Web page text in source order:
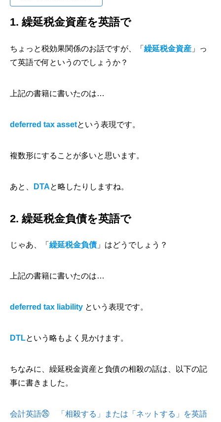
1. 繰延税金資産を英語で
ちょっと税効果関係のお話ですが、「 繰延税金資産 」っ
て英語で何というのでしょうか？
上記の書籍に書いたのは…
deferred tax assetという表現です。
複数形にすることが多いと思います。
あと、 DTAと略したりしますね。
2. 繰延税金負債を英語で
じゃあ、「 繰延税金負債」はどうでしょう？
上記の書籍に書いたのは…
deferred tax liability という表現です。
DTLという略もよく見かけます。
ちなみに、繰延税金資産と負債の相殺の話は、以下の記
事に書きました。
会計英語㉖ 「相殺する」または「ネットする」を英語